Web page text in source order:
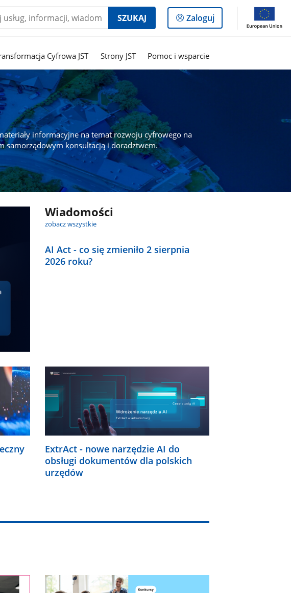
SZUKAJ
Logowanie
do
Zaloguj
Cyfrowa JST Strony JST Pomoc i wsparcie
informacyjne na temat rozwoju cyfrowego na
samorządowym konsultacją i doradztwem.
Wiadomości
zobacz wszystkie
AI Act - co się zmieniło 2 sierpnia
2026 roku?
ExtrAct - nowe narzędzie AI do
obsługi dokumentów dla polskich
urzędów